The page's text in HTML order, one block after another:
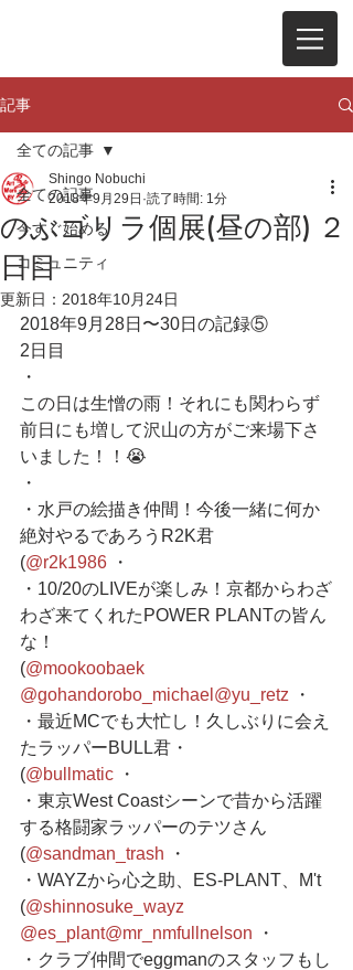
記事
全ての記事
今すぐ始める
コミュニティ
全ての記事
のぶゴリラ個展(昼の部) ２
日目
Shingo Nobuchi
2018年9月29日 読了時間: 1分
更新日： 2018年10月24日
2018年9月28日〜30日の記録⑤
2日目
・
この日は生憎の雨！それにも関わらず
前日にも増して沢山の方がご来場下さ
いました！！😭
・
・水戸の絵描き仲間！今後一緒に何か
絶対やるであろうR2K君
(@r2k1986 ・
・10/20のLIVEが楽しみ！京都からわざ
わざ来てくれたPOWER PLANTの皆ん
な！
(@mookoobaek
@gohandorobo_michael @yu_retz ・
・最近MCでも大忙し！久しぶりに会え
たラッパーBULL君・
(@bullmatic ・
・東京West Coastシーンで昔から活躍
する格闘家ラッパーのテツさん
(@sandman_trash ・
・WAYZから心之助、ES-PLANT、M't
(@shinnosuke_wayz
@es_plant@mr_nmfullnelson ・
・クラブ仲間でeggmanのスタッフもし